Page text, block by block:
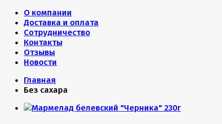
О компании
Доставка и оплата
Сотрудничество
Контакты
Отзывы
Новости
Главная
Без сахара